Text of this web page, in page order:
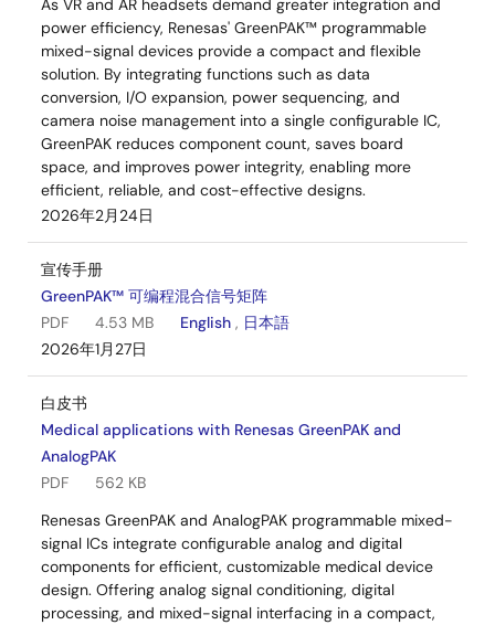
As VR and AR headsets demand greater integration and
power efficiency, Renesas' GreenPAK™ programmable
mixed-signal devices provide a compact and flexible
solution. By integrating functions such as data
conversion, I/O expansion, power sequencing, and
camera noise management into a single configurable IC,
GreenPAK reduces component count, saves board
space, and improves power integrity, enabling more
efficient, reliable, and cost-effective designs.
2026年2月24日
宣传手册
GreenPAK™ 可编程混合信号矩阵
PDF
4.53 MB English , 日本語
2026年1月27日
白皮书
Medical applications with Renesas GreenPAK and
AnalogPAK
PDF
562 KB
Renesas GreenPAK and AnalogPAK programmable mixed-
signal ICs integrate configurable analog and digital
components for efficient, customizable medical device
design. Offering analog signal conditioning, digital
processing, and mixed-signal interfacing in a compact,